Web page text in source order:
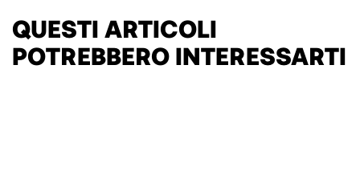
QUESTI ARTICOLI
POTREBBERO INTERESSARTI